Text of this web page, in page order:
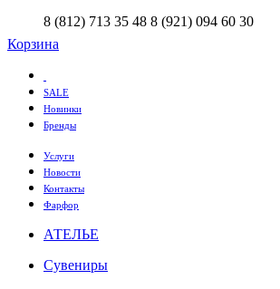
8 (812) 713 35 48 8 (921) 094 60 30
Корзина
SALE
Новинки
Бренды
Услуги
Новости
Контакты
Фарфор
АТЕЛЬЕ
Сувениры